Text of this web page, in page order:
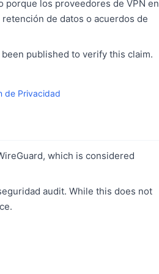
porque los proveedores de VPN en
de datos o acuerdos de
published to verify this claim.
de Privacidad
which is considered
audit. While this does not